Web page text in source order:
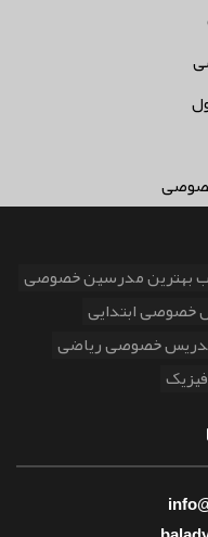
بهترین مدرسین خصوصی
خصوصی ابتدایی
خصوصی ریاضی